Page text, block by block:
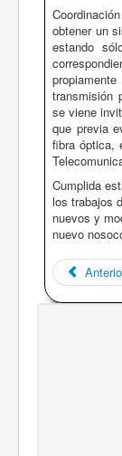
obtener un
estando
transmisión
se viene
que previa
fibra óptica,
Cumplida
los trabajos
nuevos y
nuevo